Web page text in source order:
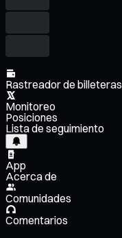
Rastreador de billeteras
Monitoreo
Posiciones
Lista de seguimiento
App
Acerca de
Comunidades
Comentarios